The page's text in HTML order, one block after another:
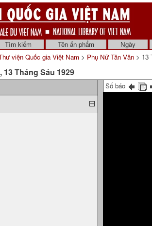
Tìm kiếm Tên ấn phẩm
Ngày
viện Quốc gia Việt Nam > Phụ Nữ Tân Văn > 13
13 Tháng Sáu 1929
Số báo